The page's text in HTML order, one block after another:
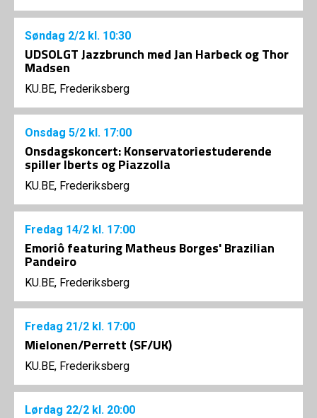
Søndag 2/2 kl. 10:30
UDSOLGT Jazzbrunch med Jan Harbeck og Thor
Madsen
KU.BE, Frederiksberg
Onsdag 5/2 kl. 17:00
Onsdagskoncert: Konservatoriestuderende
spiller Iberts og Piazzolla
KU.BE, Frederiksberg
Fredag 14/2 kl. 17:00
Emoriô featuring Matheus Borges' Brazilian
Pandeiro
KU.BE, Frederiksberg
Fredag 21/2 kl. 17:00
Mielonen/Perrett (SF/UK)
KU.BE, Frederiksberg
Lørdag 22/2 kl. 20:00